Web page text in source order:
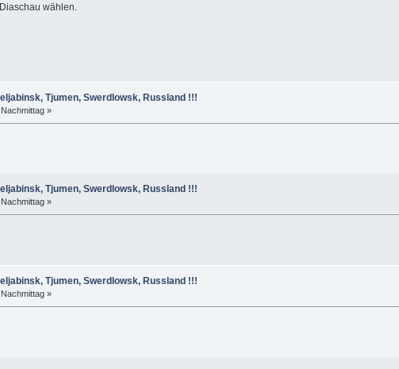
wählen.
Tjumen, Swerdlowsk, Russland !!!
»
Tjumen, Swerdlowsk, Russland !!!
»
Tjumen, Swerdlowsk, Russland !!!
»